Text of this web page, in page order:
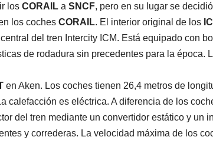
los CORAIL a SNCF, pero en su lugar se
los coches CORAIL. El interior original de los
del tren Intercity ICM. Está equipado con
de rodadura sin precedentes para la época.
en Aken. Los coches tienen 26,4 metros de
calefacción es eléctrica. A diferencia de los
del tren mediante un convertidor estático y un
y correderas. La velocidad máxima de los